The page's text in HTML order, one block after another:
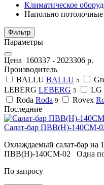
Климатическое
Напольно
Фильтр
Параметры
Цена 160337 - 2023306 р.
Производитель
BALLU BALLU 5
LEBERG LEBERG 5 LG
Roda Roda 9 Rovex
Последние
Салат-бар ПВВ(Н)-140СМ-
Охлаждаемый салат-бар на
ПВВ(Н)-140СМ-02 Одна
По запросу